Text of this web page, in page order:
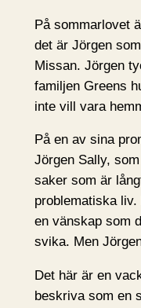
På sommarlovet
det är Jörgen
Missan. Jörgen
familjen Greens
inte vill vara
På en av sina
Jörgen Sally,
saker som är
problematiska liv.
en vänskap som
svika. Men
Det här är en
beskriva som en